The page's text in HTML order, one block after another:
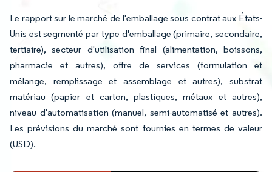
Le rapport sur le marché de l'emballage sous contrat aux États-
Unis est segmenté par type d'emballage (primaire, secondaire,
tertiaire), secteur d'utilisation final (alimentation, boissons,
pharmacie et autres), offre de services (formulation et
mélange, remplissage et assemblage et autres), substrat
matériau (papier et carton, plastiques, métaux et autres),
niveau d'automatisation (manuel, semi-automatisé et autres).
Les prévisions du marché sont fournies en termes de valeur
(USD).